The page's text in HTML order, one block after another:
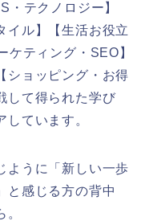
・テクノロジー】
イル】【生活お役立
ケティング・SEO】
ショッピング・お得
して得られた学び
ています。
ように「新しい一歩
と感じる方の背中